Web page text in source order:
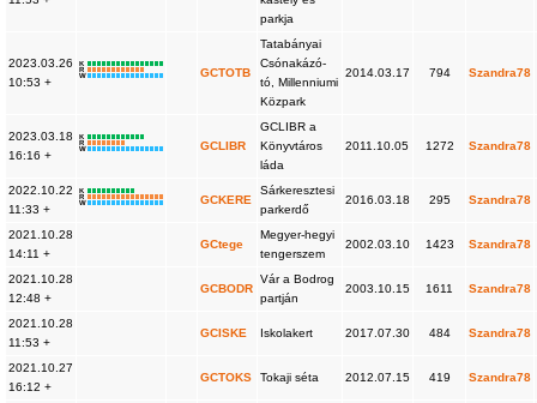
parkja
2023.03.26
10:53 +
K
R
W
GCTOTB
Tatabányai
Csónakázó-
tó, Millenniumi
Közpark
2014.03.17 794 Szandra78
2023.03.18
16:16 +
K
R
W
GCLIBR
GCLIBR a
Könyvtáros
láda
2011.10.05 1272 Szandra78
2022.10.22
11:33 +
K
R
W
GCKERE
Sárkeresztesi
parkerdő
2016.03.18 295 Szandra78
2021.10.28
14:11 +
GCtege
Megyer-hegyi
tengerszem
2002.03.10 1423 Szandra78
2021.10.28
12:48 +
GCBODR
Vár a Bodrog
partján
2003.10.15 1611 Szandra78
2021.10.28
11:53 +
GCISKE Iskolakert 2017.07.30 484 Szandra78
2021.10.27
16:12 +
GCTOKS Tokaji séta 2012.07.15 419 Szandra78